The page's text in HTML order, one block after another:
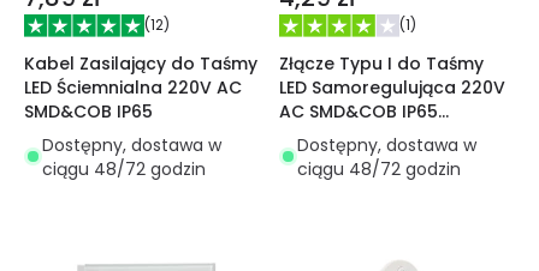
(12)
Kabel Zasilający do Taśmy
LED Ściemnialna 220V AC
SMD&COB IP65
Dostępny, dostawa w
ciągu 48/72 godzin
(1)
Złącze Typu I do Taśmy
LED Samoregulująca 220V
AC SMD&COB IP65
Szerokość 12mm
Dostępny, dostawa w
ciągu 48/72 godzin